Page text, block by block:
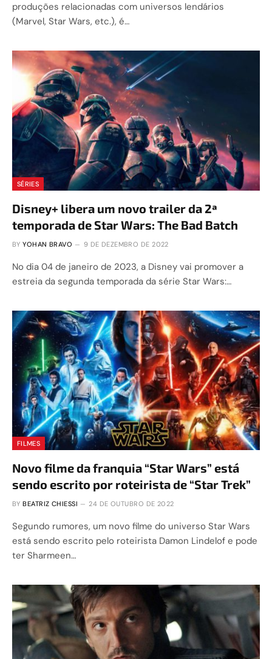
produções relacionadas com universos lendários
(Marvel, Star Wars, etc.), é…
SÉRIES
Disney+ libera um novo trailer da 2ª
temporada de Star Wars: The Bad Batch
BY YOHAN BRAVO 9 DE DEZEMBRO DE 2022
No dia 04 de janeiro de 2023, a Disney vai promover a
estreia da segunda temporada da série Star Wars:…
FILMES
Novo filme da franquia “Star Wars” está
sendo escrito por roteirista de “Star Trek”
BY BEATRIZ CHIESSI 24 DE OUTUBRO DE 2022
Segundo rumores, um novo filme do universo Star Wars
está sendo escrito pelo roteirista Damon Lindelof e pode
ter Sharmeen…